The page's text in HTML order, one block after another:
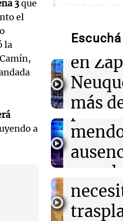
3que
el
la
a
17:15 Espectáculos
51 años tras
cáncer
El mercado
contrae:
en julio
Espectáculos
Murió Leandro
la historia del
modelos que
Fieles
Córdoba
trabajo
en
más
Panorama
en el
Audio.
de
Audio.